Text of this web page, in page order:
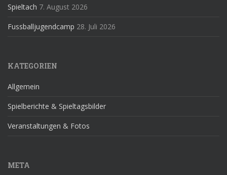
Spieltach 7. August 2026
Fussballjugendcamp 28. Juli 2026
KATEGORIEN
Allgemein
Spielberichte & Spieltagsbilder
Veranstaltungen & Fotos
META